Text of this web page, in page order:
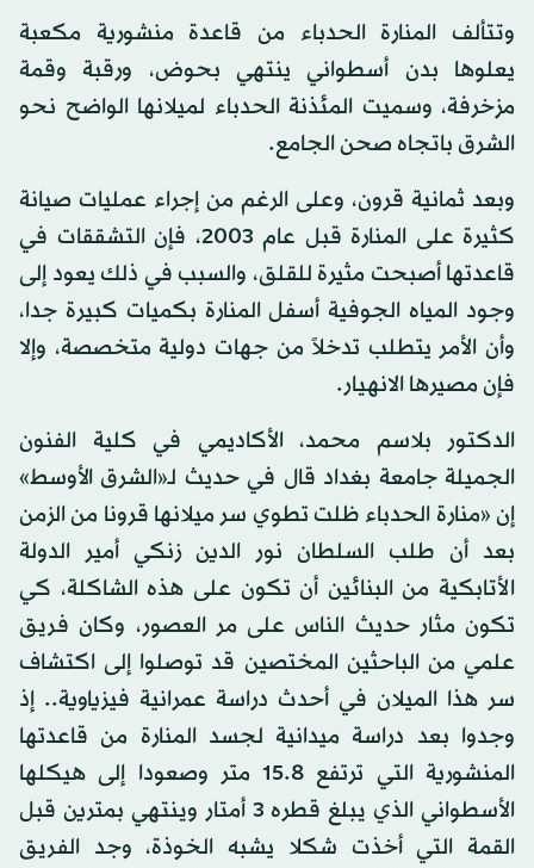
وتتألف المنارة الحدباء من قاعدة منشورية مكعبة
يعلوها بدن أسطواني ينتهي بحوض، ورقبة وقمة
مزخرفة، وسميت المئذنة الحدباء لميلانها الواضح نحو
الشرق باتجاه صحن الجامع.
وبعد ثمانية قرون، وعلى الرغم من إجراء عمليات صيانة
كثيرة على المنارة قبل عام 2003، فإن التشققات في
قاعدتها أصبحت مثيرة للقلق، والسبب في ذلك يعود إلى
وجود المياه الجوفية أسفل المنارة بكميات كبيرة جدا،
وأن الأمر يتطلب تدخلاً من جهات دولية متخصصة، وإلا
فإن مصيرها الانهيار.
الدكتور بلاسم محمد، الأكاديمي في كلية الفنون
الجميلة جامعة بغداد قال في حديث لـ«الشرق الأوسط»
إن «منارة الحدباء ظلت تطوي سر ميلانها قرونا من الزمن
بعد أن طلب السلطان نور الدين زنكي أمير الدولة
الأتابكية من البنائين أن تكون على هذه الشاكلة، كي
تكون مثار حديث الناس على مر العصور، وكان فريق
علمي من الباحثين المختصين قد توصلوا إلى اكتشاف
سر هذا الميلان في أحدث دراسة عمرانية فيزياوية.. إذ
وجدوا بعد دراسة ميدانية لجسد المنارة من قاعدتها
المنشورية التي ترتفع 15.8 متر وصعودا إلى هيكلها
الأسطواني الذي يبلغ قطره 3 أمتار وينتهي بمترين قبل
القمة التي أخذت شكلا يشبه الخوذة، وجد الفريق